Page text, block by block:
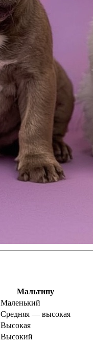
Мальтипу
Маленький
Средняя — высокая
Высокая
Высокий